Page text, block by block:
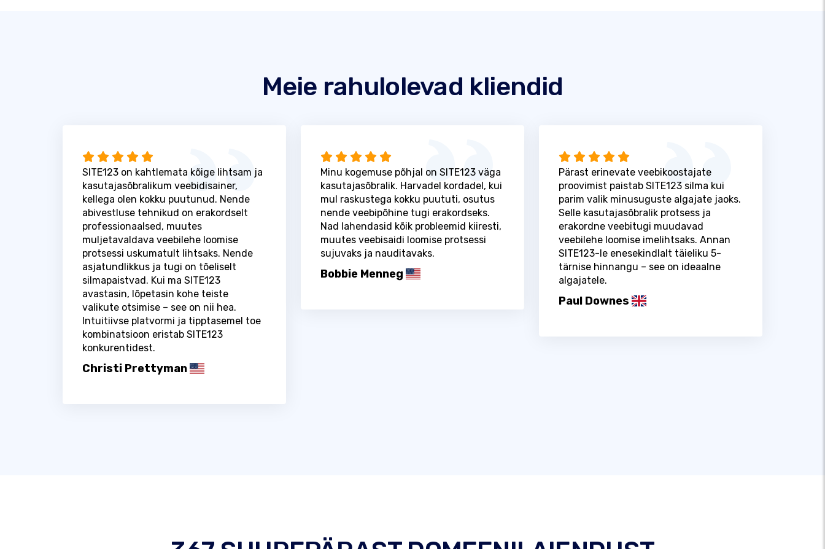
Meie rahulolevad kliendid
SITE123 on kahtlemata kõige lihtsam ja
kasutajasõbralikum veebidisainer,
kellega olen kokku puutunud. Nende
abivestluse tehnikud on erakordselt
professionaalsed, muutes
muljetavaldava veebilehe loomise
protsessi uskumatult lihtsaks. Nende
asjatundlikkus ja tugi on tõeliselt
silmapaistvad. Kui ma SITE123
avastasin, lõpetasin kohe teiste
valikute otsimise – see on nii hea.
Intuitiivse platvormi ja tipptasemel toe
kombinatsioon eristab SITE123
konkurentidest.
Christi Prettyman
Minu kogemuse põhjal on SITE123 väga
kasutajasõbralik. Harvadel kordadel, kui
mul raskustega kokku puututi, osutus
nende veebipõhine tugi erakordseks.
Nad lahendasid kõik probleemid kiiresti,
muutes veebisaidi loomise protsessi
sujuvaks ja nauditavaks.
Bobbie Menneg
Pärast erinevate veebikoostajate
proovimist paistab SITE123 silma kui
parim valik minusuguste algajate jaoks.
Selle kasutajasõbralik protsess ja
erakordne veebitugi muudavad
veebilehe loomise imelihtsaks. Annan
SITE123-le enesekindlalt täieliku 5-
tärnise hinnangu – see on ideaalne
algajatele.
Paul Downes